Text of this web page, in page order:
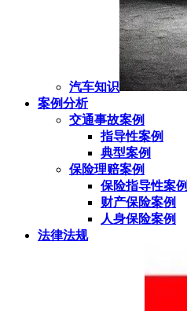
汽车知识
案例分析
交通事故案例
指导性案例
典型案例
保险理赔案例
保险指导性案例
财产保险案例
人身保险案例
法律法规